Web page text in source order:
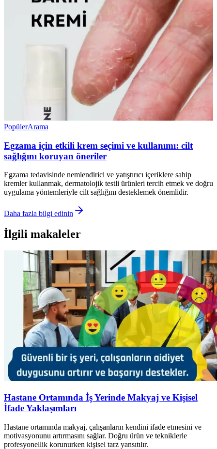
PopülerArama
Egzama için etkili krem seçimi ve kullanımı: cilt
sağlığını koruyan öneriler
Egzama tedavisinde nemlendirici ve yatıştırıcı içeriklere sahip
kremler kullanmak, dermatolojik testli ürünleri tercih etmek ve doğru
uygulama yöntemleriyle cilt sağlığını desteklemek önemlidir.
Daha fazla bilgi edinin
İlgili makaleler
Hastane Ortamında İş Yerinde Makyaj ve Kişisel
İfade Yaklaşımları
Hastane ortamında makyaj, çalışanların kendini ifade etmesini ve
motivasyonunu artırmasını sağlar. Doğru ürün ve tekniklerle
profesyonellik korunurken kişisel tarz yansıtılır.